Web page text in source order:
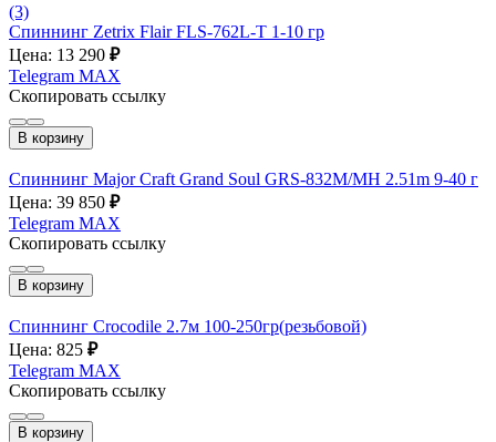
(3)
Спиннинг Zetrix Flair FLS-762L-T 1-10 гр
Цена: 13 290 ₽
Telegram MAX
Скопировать ссылку
В корзину
Спиннинг Major Craft Grand Soul GRS-832M/MH 2.51m 9-40 г
Цена: 39 850 ₽
Telegram MAX
Скопировать ссылку
В корзину
Спиннинг Crocodile 2.7м 100-250гр(резьбовой)
Цена: 825 ₽
Telegram MAX
Скопировать ссылку
В корзину